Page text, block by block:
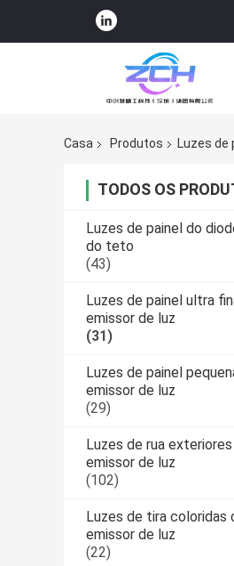
Casa
Produtos Luzes de
TODOS OS
Luzes de painel do
do teto
(43)
Luzes de painel ultra
emissor de luz
(31)
Luzes de painel
emissor de luz
(29)
Luzes de rua
emissor de luz
(102)
Luzes de tira coloridas
emissor de luz
(22)